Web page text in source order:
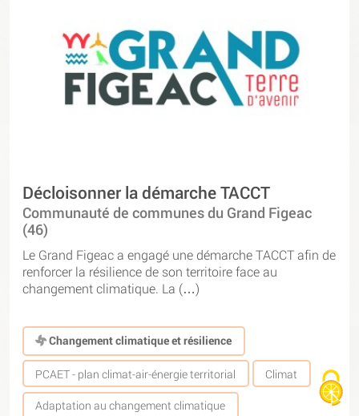
Décloisonner la démarche TACCT
Communauté de communes du Grand Figeac
(46)
Le Grand Figeac a engagé une démarche TACCT afin de
renforcer la résilience de son territoire face au
changement climatique. La (…)
Changement climatique et résilience
PCAET - plan climat-air-énergie territorial Climat
Adaptation au changement climatique